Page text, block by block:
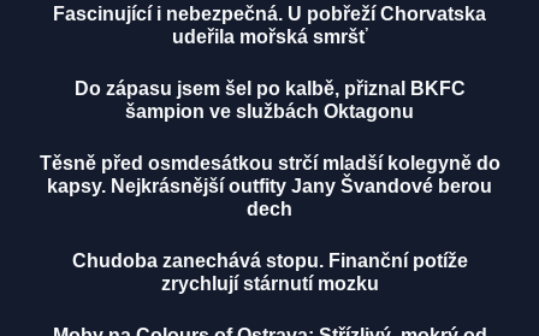
Fascinující i nebezpečná. U pobřeží Chorvatska
udeřila mořská smršť
Do zápasu jsem šel po kalbě, přiznal BKFC
šampion ve službách Oktagonu
Těsně před osmdesátkou strčí mladší kolegyně do
kapsy. Nejkrásnější outfity Jany Švandové berou
dech
Chudoba zanechává stopu. Finanční potíže
zrychlují stárnutí mozku